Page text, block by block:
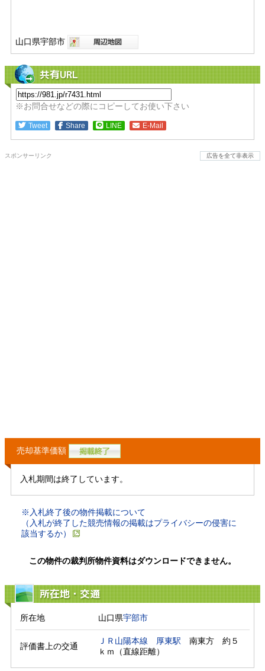
山口県宇部市
共有URL
※お問合せなどの際にコピーしてお使い下さい
Tweet Share LINE E-Mail
スポンサーリンク 広告を全て非表示
売却基準価額
入札期間は終了しています。
※入札終了後の物件掲載について
（入札が終了した競売情報の掲載はプライバシーの侵害に
該当するか）
この物件の裁判所物件資料はダウンロードできません。
所在地・交通
所在地 山口県宇部市
評価書上の交通
ＪＲ山陽本線 厚東駅 南東方　約５
ｋｍ（直線距離）